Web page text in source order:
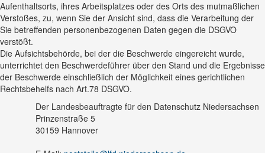
Aufenthaltsorts, ihres Arbeitsplatzes oder des Orts des mutmaßlichen
Verstoßes, zu, wenn Sie der Ansicht sind, dass die Verarbeitung der
Sie betreffenden personenbezogenen Daten gegen die DSGVO
verstößt.
Die Aufsichtsbehörde, bei der die Beschwerde eingereicht wurde,
unterrichtet den Beschwerdeführer über den Stand und die Ergebnisse
der Beschwerde einschließlich der Möglichkeit eines gerichtlichen
Rechtsbehelfs nach Art.78 DSGVO.
Der Landesbeauftragte für den Datenschutz Niedersachsen
Prinzenstraße 5
30159 Hannover